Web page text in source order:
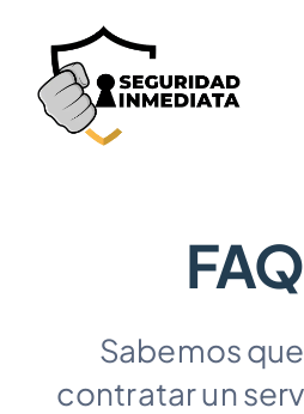
content
Servicios
Sabemos
contratar un